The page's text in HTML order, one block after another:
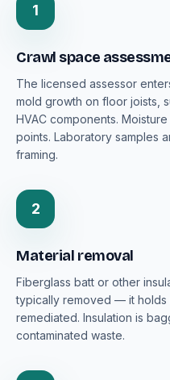
1
Crawl space
The licensed assessor
mold growth on floor joists,
HVAC components.
points. Laboratory samples
framing.
2
Material removal
Fiberglass batt or other
typically removed — it holds
remediated. Insulation is
contaminated waste.